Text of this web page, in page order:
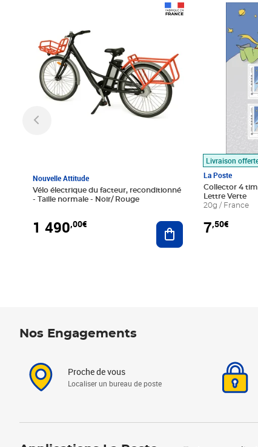
Nouvelle Attitude
Vélo électrique du facteur, reconditionné
- Taille normale - Noir/ Rouge
1 490,00€ Ajouter au panier
Livraison
La Poste
Collector 4
Lettre Verte
20g / France
7,50€
Prix 7,50€
Nos Engagements
Proche de vous
Localiser un bureau de poste